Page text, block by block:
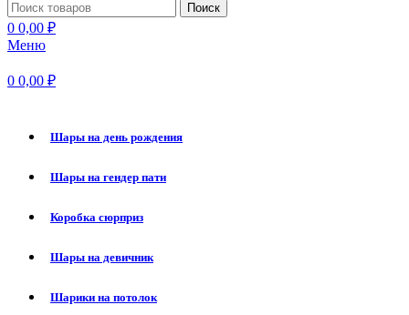
Поиск
0 0,00 ₽
Меню
0 0,00 ₽
Шары на день рождения
Шары на гендер пати
Коробка сюрприз
Шары на девичник
Шарики на потолок